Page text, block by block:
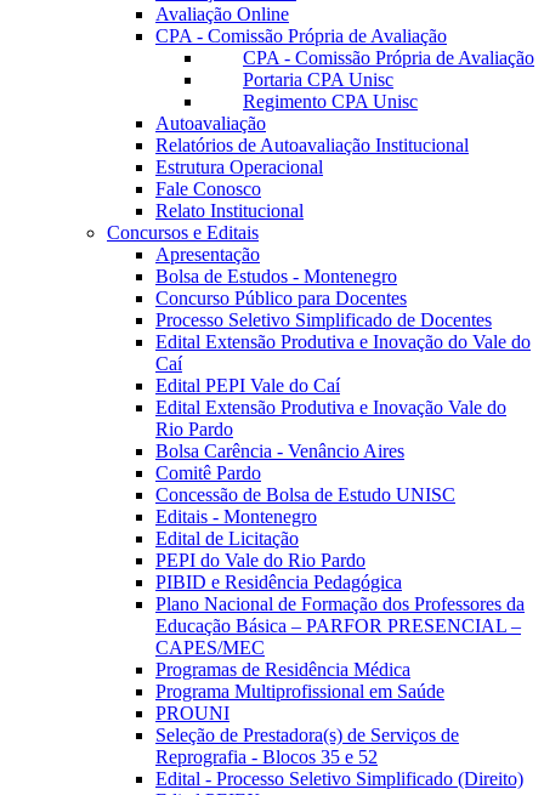
Avaliação Online
CPA - Comissão Própria de Avaliação
CPA - Comissão Própria de Avaliação
Portaria CPA Unisc
Regimento CPA Unisc
Autoavaliação
Relatórios de Autoavaliação Institucional
Estrutura Operacional
Fale Conosco
Relato Institucional
Concursos e Editais
Apresentação
Bolsa de Estudos - Montenegro
Concurso Público para Docentes
Processo Seletivo Simplificado de Docentes
Edital Extensão Produtiva e Inovação do Vale do
Caí
Edital PEPI Vale do Caí
Edital Extensão Produtiva e Inovação Vale do
Rio Pardo
Bolsa Carência - Venâncio Aires
Comitê Pardo
Concessão de Bolsa de Estudo UNISC
Editais - Montenegro
Edital de Licitação
PEPI do Vale do Rio Pardo
PIBID e Residência Pedagógica
Plano Nacional de Formação dos Professores da
Educação Básica – PARFOR PRESENCIAL –
CAPES/MEC
Programas de Residência Médica
Programa Multiprofissional em Saúde
PROUNI
Seleção de Prestadora(s) de Serviços de
Reprografia - Blocos 35 e 52
Edital - Processo Seletivo Simplificado (Direito)